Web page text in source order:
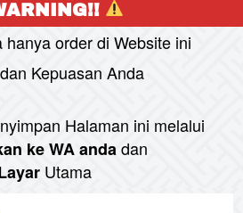
hanya order di Website ini
Kepuasan Anda
Halaman ini melalui
ke WA andadan
Utama